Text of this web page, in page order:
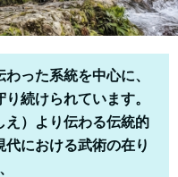
った系統を中心に、
続けられています。
え）より伝わる伝統的
における武術の在り